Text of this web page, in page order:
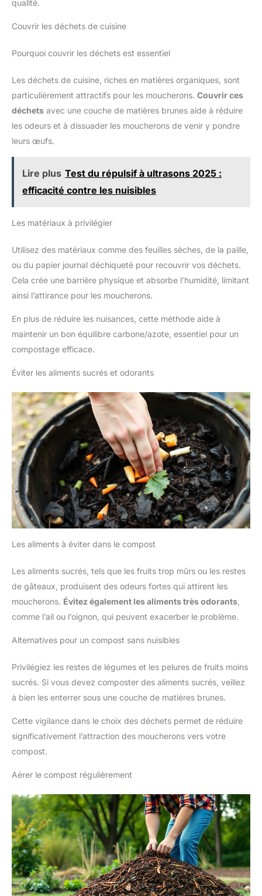
qualité.
Couvrir les déchets de cuisine
Pourquoi couvrir les déchets est essentiel
Les déchets de cuisine, riches en matières organiques, sont
particulièrement attractifs pour les moucherons. Couvrir ces
déchets avec une couche de matières brunes aide à réduire
les odeurs et à dissuader les moucherons de venir y pondre
leurs œufs.
Lire plus Test du répulsif à ultrasons 2025 :
efficacité contre les nuisibles
Les matériaux à privilégier
Utilisez des matériaux comme des feuilles sèches, de la paille,
ou du papier journal déchiqueté pour recouvrir vos déchets.
Cela crée une barrière physique et absorbe l’humidité, limitant
ainsi l’attirance pour les moucherons.
En plus de réduire les nuisances, cette méthode aide à
maintenir un bon équilibre carbone/azote, essentiel pour un
compostage efficace.
Éviter les aliments sucrés et odorants
Les aliments à éviter dans le compost
Les aliments sucrés, tels que les fruits trop mûrs ou les restes
de gâteaux, produisent des odeurs fortes qui attirent les
moucherons. Évitez également les aliments très odorants,
comme l’ail ou l’oignon, qui peuvent exacerber le problème.
Alternatives pour un compost sans nuisibles
Privilégiez les restes de légumes et les pelures de fruits moins
sucrés. Si vous devez composter des aliments sucrés, veillez
à bien les enterrer sous une couche de matières brunes.
Cette vigilance dans le choix des déchets permet de réduire
significativement l’attraction des moucherons vers votre
compost.
Aérer le compost régulièrement